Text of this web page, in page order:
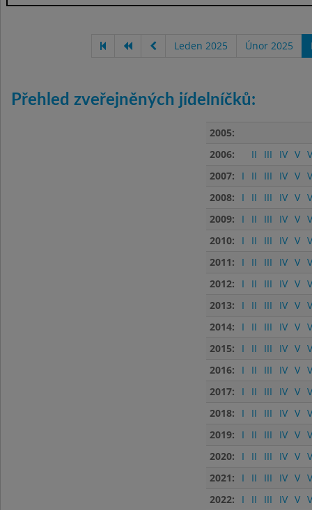
Leden 2025 Únor 2025
Přehled zveřejněných jídelníčků:
2005:
2006:
II III IV V
2007:
I II III IV V
2008:
I II III IV V
2009:
I II III IV V
2010:
I II III IV V
2011:
I II III IV V
2012:
I II III IV V
2013:
I II III IV V
2014:
I II III IV V
2015:
I II III IV V
2016:
I II III IV V
2017:
I II III IV V
2018:
I II III IV V
2019:
I II III IV V
2020:
I II III IV V
2021:
I II III IV V
2022:
I II III IV V